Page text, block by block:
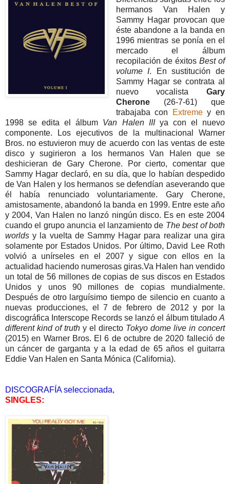
hermanos Van Halen y
Sammy Hagar provocan que
éste abandone a la banda en
1996 mientras se ponía en el
mercado el álbum
recopilación de éxitos Best of
volume I. En sustitución de
Sammy Hagar se contrata al
nuevo vocalista Gary
Cherone (26-7-61) que
trabajaba con
Extremey en
1998 se edita el álbum Van Halen IIIya con el nuevo
componente. Los ejecutivos de la multinacional Warner
Bros. no estuvieron muy de acuerdo con las ventas de este
disco y sugirieron a los hermanos Van Halen que se
deshicieran de Gary Cherone. Por cierto, comentar que
Sammy Hagar declaró, en su día, que lo habían despedido
de Van Halen y los hermanos se defendían aseverando que
él había renunciado voluntariamente. Gary Cherone,
amistosamente, abandonó la banda en 1999. Entre este año
y 2004, Van Halen no lanzó ningún disco. Es en este 2004
cuando el grupo anuncia el lanzamiento de The best of both
worldsy la vuelta de Sammy Hagar para realizar una gira
solamente por Estados Unidos. Por último, David Lee Roth
volvió a unírseles en el 2007 y sigue con ellos en la
actualidad haciendo numerosas giras.Va Halen han vendido
un total de 56 millones de copias de sus discos en Estados
Unidos y unos 90 millones de copias mundialmente.
Después de otro larguísimo tiempo de silencio en cuanto a
nuevas producciones, el 7 de febrero de 2012 y por la
discográfica Interscope Records se lanzó el álbum titulado A
different kind of truth y el directo Tokyo dome live in concert
(2015) en Warner Bros. El 6 de octubre de 2020 falleció de
un cáncer de garganta y a la edad de 65 años el guitarra
Eddie Van Halen en Santa Mónica (California).
DISCOGRAFÍA seleccionada,
SINGLES: